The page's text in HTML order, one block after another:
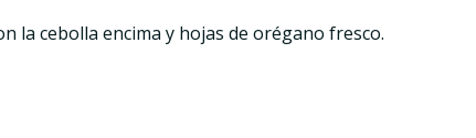
la cebolla encima y hojas de orégano fresco.